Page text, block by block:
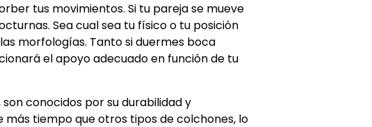
tus movimientos. Si tu pareja se mueve
Sea cual sea tu físico o tu posición
morfologías. Tanto si duermes boca
el apoyo adecuado en función de tu
conocidos por su durabilidad y
tiempo que otros tipos de colchones, lo